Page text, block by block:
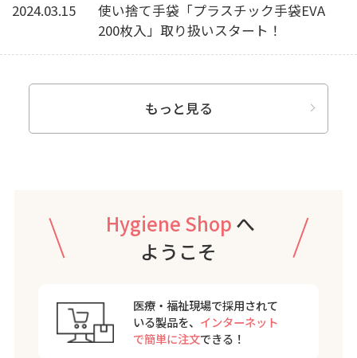
2024.03.15
使い捨て手袋「プラスチック手袋EVA
200枚入」取り扱いスタート！
もっと見る
Hygiene Shop へ
ようこそ
医療・福祉現場で採用されて
いる製品を、 インターネット
で簡単に注文できる！